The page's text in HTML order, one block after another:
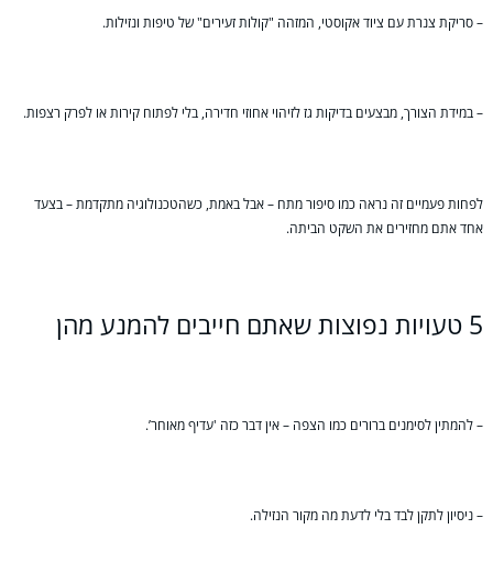
– סריקת צנרת עם ציוד אקוסטי, המזהה "קולות זעירים" של טיפות ונזילות.
– במידת הצורך, מבצעים בדיקות גז לזיהוי אחוזי חדירה, בלי לפתוח קירות או לפרק רצפות.
לפחות פעמיים זה נראה כמו סיפור מתח – אבל באמת, כשהטכנולוגיה מתקדמת – בצעד
אחד אתם מחזירים את השקט הביתה.
5 טעויות נפוצות שאתם חייבים להמנע מהן
– להמתין לסימנים ברורים כמו הצפה – אין דבר כזה 'עדיף מאוחר’.
– ניסיון לתקן לבד בלי לדעת מה מקור הנזילה.